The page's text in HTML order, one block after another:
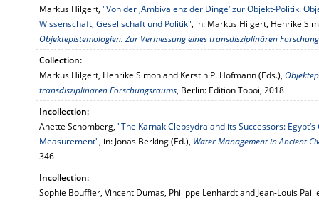
Markus Hilgert, "Von der ‚Ambivalenz der Dinge‘ zur Objekt-Politik.
Wissenschaft, Gesellschaft und Politik", in: Markus Hilgert, Henrike
Objektepistemologien. Zur Vermessung eines transdisziplinären
Collection:
Markus Hilgert, Henrike Simon and Kerstin P. Hofmann (Eds.),
transdisziplinären Forschungsraums, Berlin: Edition Topoi, 2018
Incollection:
Anette Schomberg, "The Karnak Clepsydra and its Successors:
Measurement", in: Jonas Berking (Ed.), Water Management in Ancient
346
Incollection:
Sophie Bouffier, Vincent Dumas, Philippe Lenhardt and Jean-Louis